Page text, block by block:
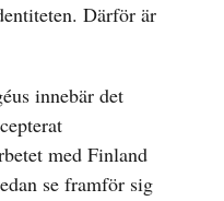
Därför är
innebär det
med Finland
se framför sig